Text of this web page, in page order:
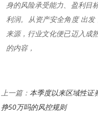
身的风险承受能力、盈利目
利润。从资产安全角度 出
来源，行业文化便已迈入成
的内容，
上一篇： 本季度以来区域性证
挣50万吗的风控规则